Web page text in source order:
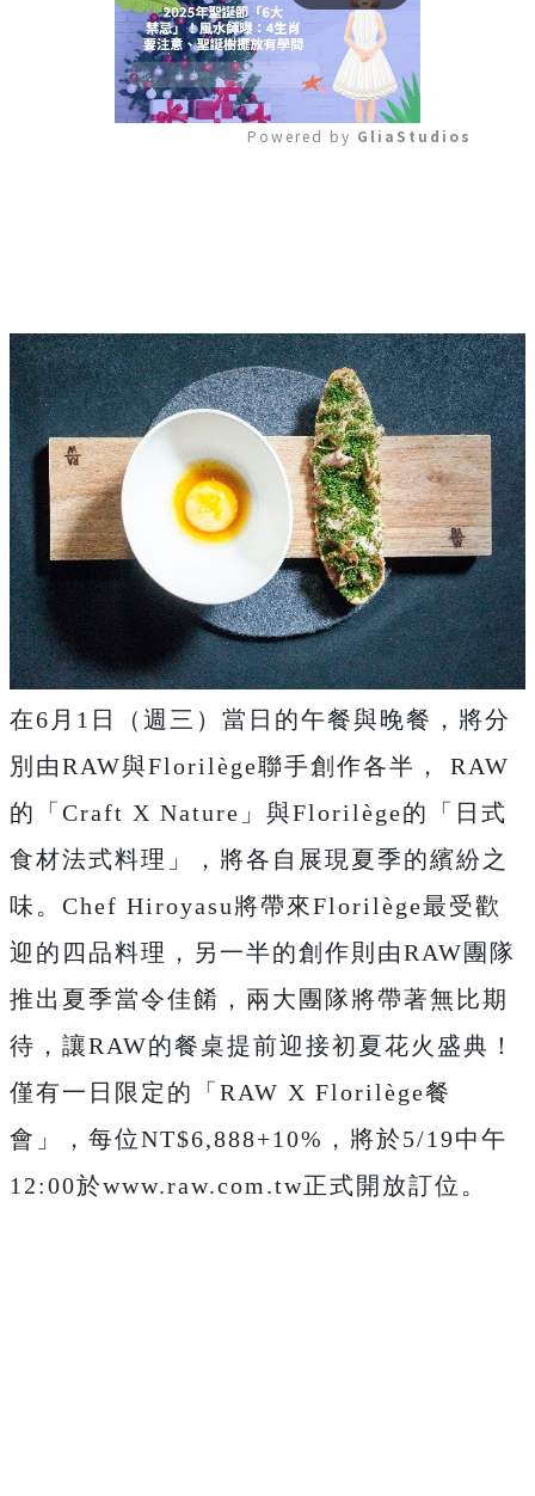
Powered by GliaStudios
在6月1日（週三）當日的午餐與晚餐，將分
別由RAW與Florilège聯手創作各半， RAW
的「Craft X Nature」與Florilège的「日式
食材法式料理」，將各自展現夏季的繽紛之
味。Chef Hiroyasu將帶來Florilège最受歡
迎的四品料理，另一半的創作則由RAW團隊
推出夏季當令佳餚，兩大團隊將帶著無比期
待，讓RAW的餐桌提前迎接初夏花火盛典！
僅有一日限定的「RAW X Florilège餐
會」，每位NT$6,888+10%，將於5/19中午
12:00於www.raw.com.tw正式開放訂位。